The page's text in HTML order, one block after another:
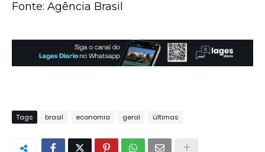
Fonte: Agência Brasil
Tags brasil economia geral últimas